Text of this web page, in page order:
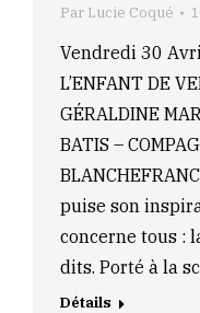
Par Lucie Coqué
Vendredi 30
L’ENFANT DE
GÉRALDINE
BATIS –
puise son
concerne tous :
dits. Porté à la
Détails